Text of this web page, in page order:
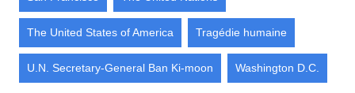
The United States of America Tragédie humaine
U.N. Secretary-General Ban Ki-moon Washington D.C.